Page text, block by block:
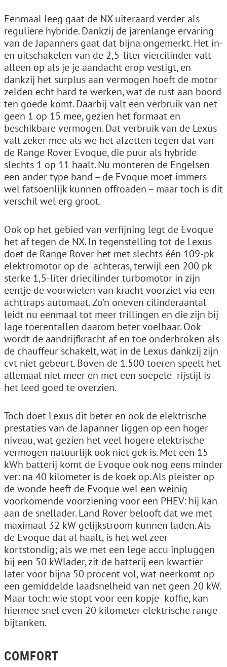
Eenmaal leeg gaat de NX uiteraard verder als
reguliere hybride. Dankzij de jarenlange ervaring
van de Japanners gaat dat bijna ongemerkt. Het in-
en uitschakelen van de 2,5-liter viercilinder valt
alleen op als je je aandacht erop vestigt, en
dankzij het surplus aan vermogen hoeft de motor
zelden echt hard te werken, wat de rust aan boord
ten goede komt. Daarbij valt een verbruik van net
geen 1 op 15 mee, gezien het formaat en
beschikbare vermogen. Dat verbruik van de Lexus
valt zeker mee als we het afzetten tegen dat van
de Range Rover Evoque, die puur als hybride
slechts 1 op 11 haalt. Nu monteren de Engelsen
een ander type band – de Evoque moet immers
wel fatsoenlijk kunnen offroaden – maar toch is dit
verschil wel erg groot.
Ook op het gebied van verfijning legt de Evoque
het af tegen de NX. In tegenstelling tot de Lexus
doet de Range Rover het met slechts één 109-pk
elektromotor op de ­ achteras, terwijl een 200 pk
sterke 1,5-liter driecilinder turbomotor in zijn
eentje de voorwielen van kracht voorziet via een
achttraps automaat. Zo’n oneven cilinderaantal
leidt nu eenmaal tot meer trillingen en die zijn bij
lage toerentallen daarom beter voelbaar. Ook
wordt de aandrijfkracht af en toe onderbroken als
de chauffeur schakelt, wat in de Lexus dankzij zijn
cvt niet gebeurt. Boven de 1.500 toeren speelt het
allemaal niet meer en met een soepele ­ rijstijl is
het leed goed te overzien.
Toch doet Lexus dit beter en ook de elektrische
prestaties van de Japanner liggen op een hoger
niveau, wat gezien het veel hogere elektrische
vermogen natuurlijk ook niet gek is. Met een 15-
kWh batterij komt de Evoque ook nog eens minder
ver: na 40 kilometer is de koek op. Als pleister op
de wonde heeft de Evoque wel een weinig
voorkomende voorziening voor een PHEV: hij kan
aan de snellader. Land Rover belooft dat we met
maximaal 32 kW gelijkstroom kunnen laden. Als
de Evoque dat al haalt, is het wel zeer
kortstondig; als we met een lege accu inpluggen
bij een 50 kWlader, zit de batterij een kwartier
later voor bijna 50 procent vol, wat neerkomt op
een ­gemiddelde laadsnelheid van net geen 20 kW.
Maar toch: wie stopt voor een kopje ­ koffie, kan
hiermee snel even 20 kilometer elektrische range
bijtanken.
COMFORT